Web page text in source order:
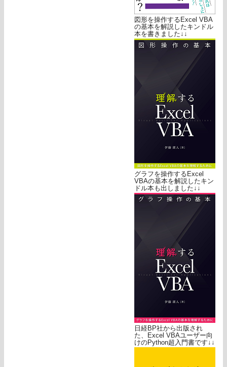
図形を操作するExcel VBA
の基本を解説したキンドル
本を書きました↓↓
グラフを操作するExcel
VBAの基本を解説したキン
ドル本も出しました↓↓
日経BP社から出版され
た、Excel VBAユーザー向
けのPython超入門書です↓↓